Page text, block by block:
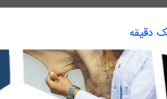
دقیقه